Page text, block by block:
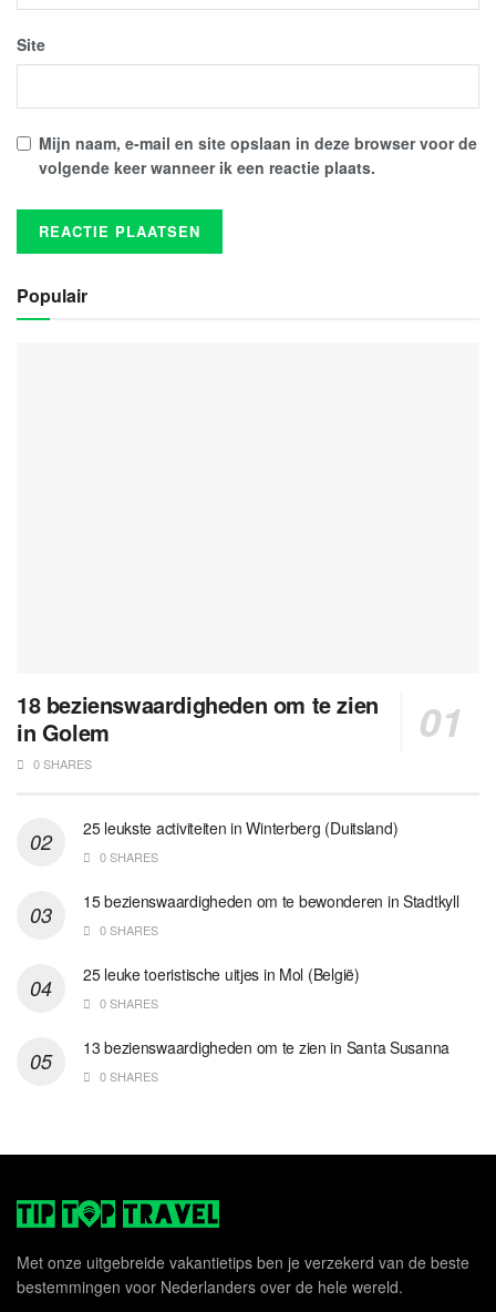
Site
Mijn naam, e-mail en site opslaan in deze browser voor de
volgende keer wanneer ik een reactie plaats.
Populair
18 bezienswaardigheden om te zien
in Golem
0 SHARES
25 leukste activiteiten in Winterberg (Duitsland)
0 SHARES
15 bezienswaardigheden om te bewonderen in Stadtkyll
0 SHARES
25 leuke toeristische uitjes in Mol (België)
0 SHARES
13 bezienswaardigheden om te zien in Santa Susanna
0 SHARES
Met onze uitgebreide vakantietips ben je verzekerd van de beste
bestemmingen voor Nederlanders over de hele wereld.